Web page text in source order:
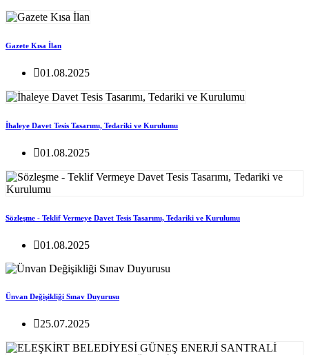
Gazete Kısa İlan
01.08.2025
İhaleye Davet Tesis Tasarımı, Tedariki ve Kurulumu
01.08.2025
Sözleşme - Teklif Vermeye Davet Tesis Tasarımı, Tedariki ve Kurulumu
01.08.2025
Ünvan Değişikliği Sınav Duyurusu
25.07.2025